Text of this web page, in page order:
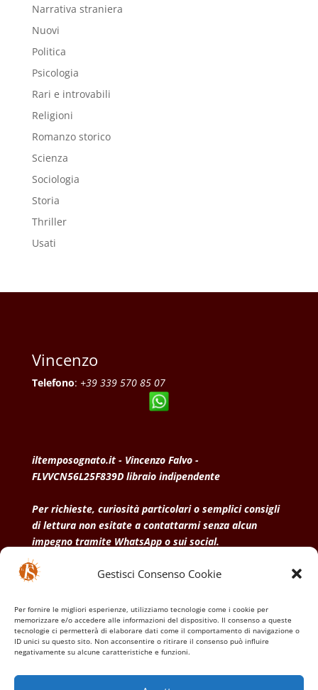
Gestisci Consenso Cookie
Per fornire le migliori esperienze, utilizziamo tecnologie come i cookie per
memorizzare e/o accedere alle informazioni del dispositivo. Il consenso a queste
tecnologie ci permetterà di elaborare dati come il comportamento di navigazione o
ID unici su questo sito. Non acconsentire o ritirare il consenso può influire
negativamente su alcune caratteristiche e funzioni.
Narrativa straniera
Nuovi
Politica
Psicologia
Rari e introvabili
Religioni
Romanzo storico
Scienza
Sociologia
Storia
Thriller
Usati
Vincenzo
Telefono: +39 339 570 85 07
iltemposognato.it - Vincenzo Falvo -
FLVVCN56L25F839D libraio indipendente
Per richieste, curiosità particolari o semplici consigli
di lettura non esitate a contattarmi senza alcun
impegno tramite WhatsApp o sui social.
• Condizioni generali di vendita